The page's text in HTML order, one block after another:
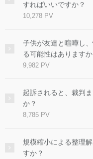
すればいいですか？
10,278 PV
子供が友達と喧嘩し
る可能性はありますか
9,982 PV
起訴されると、裁判
か？
8,785 PV
規模縮小による整理
すか？